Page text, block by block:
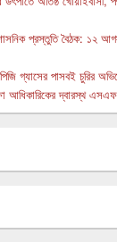
প্রস্তুতি বৈঠক: ১২
গ্যাসের পাসবই চুরির
আধিকারিকের দ্বারস্থ